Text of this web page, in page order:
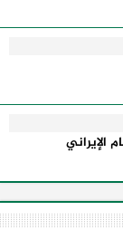
الإيراني